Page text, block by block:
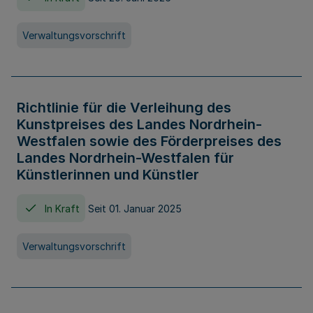
Verwaltungsvorschrift
Richtlinie für die Verleihung des
Kunstpreises des Landes Nordrhein-
Westfalen sowie des Förderpreises des
Landes Nordrhein-Westfalen für
Künstlerinnen und Künstler
In Kraft Seit 01. Januar 2025
Verwaltungsvorschrift